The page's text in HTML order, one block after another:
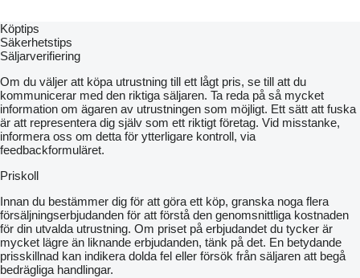
Köptips
Säkerhetstips
Säljarverifiering
Om du väljer att köpa utrustning till ett lågt pris, se till att du
kommunicerar med den riktiga säljaren. Ta reda på så mycket
information om ägaren av utrustningen som möjligt. Ett sätt att fuska
är att representera dig själv som ett riktigt företag. Vid misstanke,
informera oss om detta för ytterligare kontroll, via
feedbackformuläret.
Priskoll
Innan du bestämmer dig för att göra ett köp, granska noga flera
försäljningserbjudanden för att förstå den genomsnittliga kostnaden
för din utvalda utrustning. Om priset på erbjudandet du tycker är
mycket lägre än liknande erbjudanden, tänk på det. En betydande
prisskillnad kan indikera dolda fel eller försök från säljaren att begå
bedrägliga handlingar.